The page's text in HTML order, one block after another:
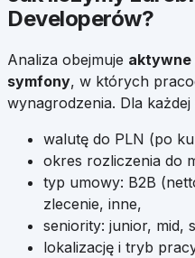
Developerów?
Analiza obejmuje
symfony, w których
wynagrodzenia. Dla
walutę do PLN (po
okres rozliczenia do
typ umowy: B2B
zlecenie, inne,
seniority: junior, mid,
lokalizację i tryb